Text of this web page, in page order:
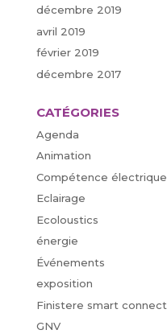
décembre 2019
avril 2019
février 2019
décembre 2017
CATÉGORIES
Agenda
Animation
Compétence électrique
Eclairage
Ecoloustics
énergie
Événements
exposition
Finistere smart connect
GNV